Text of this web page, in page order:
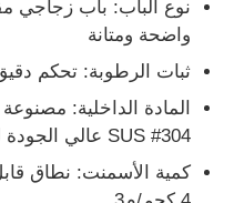
طلب اقتباس
معدات اختبار المعمل
نوع الباب: باب زجاجي
واضحة ومتانة
ثبات الرطوبة: تحكم دقيق بدقة
المادة الداخلية:
SUS #304 عالي الجودة لمقاومة التآكل